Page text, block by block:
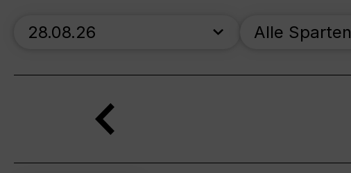
skip_calendar_timeline
Suche
Alle Sparten